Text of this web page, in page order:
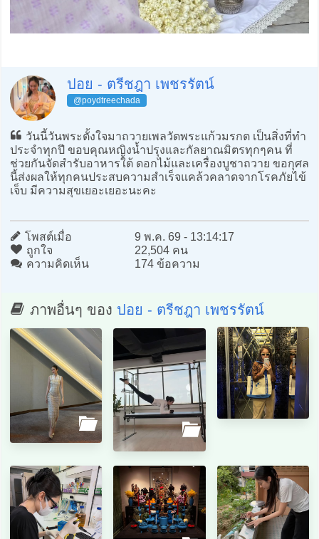
ปอย - ตรีชฎา เพชรรัตน์
@poydtreechada
วันนี้วันพระตั้งใจมาถวายเพลวัดพระแก้วมรกต เป็นสิ่งที่ทำ
ประจำทุกปี ขอบคุณหญิงน้ำปรุงและกัลยาณมิตรทุกๆคน ที่
ช่วยกันจัดสำรับอาหารใต้ ดอกไม้และเครื่องบูชาถวาย ขอกุศล
นี้ส่งผลให้ทุกคนประสบความสำเร็จแคล้วคลาดจากโรคภัยไข้
เจ็บ มีความสุขเยอะเยอะนะคะ
โพสต์เมื่อ
9 พ.ค. 69 - 13:14:17
ถูกใจ
22,504 คน
ความคิดเห็น
174 ข้อความ
ภาพอื่นๆ ของ ปอย - ตรีชฎา เพชรรัตน์